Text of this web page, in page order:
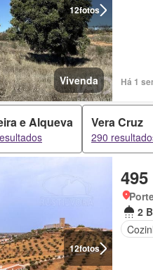
12fotos
Vivenda Há 1
e Alqueva Vera Cruz
290
12fotos
2